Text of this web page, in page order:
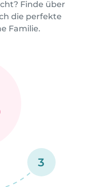
Finde über
die perfekte
Familie.
3